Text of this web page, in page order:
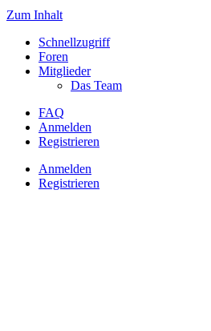
Zum Inhalt
Schnellzugriff
Foren
Mitglieder
Das Team
FAQ
Anmelden
Registrieren
Anmelden
Registrieren